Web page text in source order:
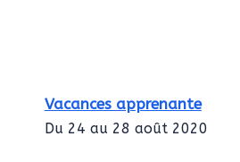
Vacances apprenante
Du 24 au 28 août 2020